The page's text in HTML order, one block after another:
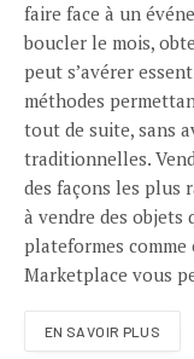
faire face à un
boucler le mois,
peut s’avérer
méthodes
tout de suite, sans
traditionnelles.
des façons les plus
à vendre des objets
plateformes comme
Marketplace vous
EN SAVOIR PLUS